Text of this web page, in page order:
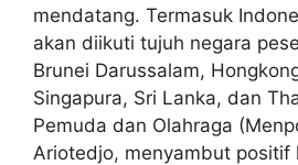
mendatang. Termasuk
akan diikuti tujuh negara
Brunei Darussalam,
Singapura, Sri Lanka, dan
Pemuda dan Olahraga
Ariotedjo, menyambut positif